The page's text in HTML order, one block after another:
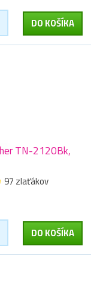
DO KOŠÍKA
TN-2120Bk,
97 zlaťákov
DO KOŠÍKA